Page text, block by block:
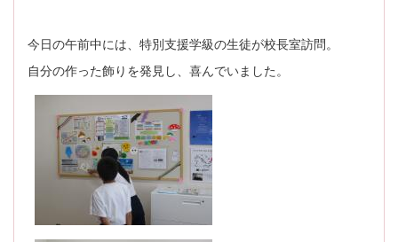
今日の午前中には、特別支援学級の生徒が校長室訪問。
自分の作った飾りを発見し、喜んでいました。